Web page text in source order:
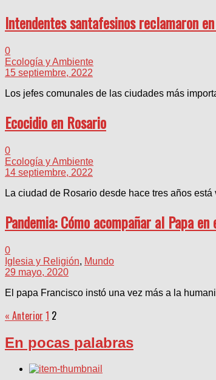
Intendentes santafesinos reclamaron
0
Ecología y Ambiente
15 septiembre, 2022
Los jefes comunales de las ciudades más
Ecocidio en Rosario
0
Ecología y Ambiente
14 septiembre, 2022
La ciudad de Rosario desde hace tres años
Pandemia: Cómo acompañar al Papa
0
Iglesia y Religión, Mundo
29 mayo, 2020
El papa Francisco instó una vez más a la
« Anterior 1 2
En pocas palabras